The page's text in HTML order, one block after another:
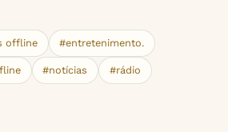
offline #entretenimento.
#notícias #rádio